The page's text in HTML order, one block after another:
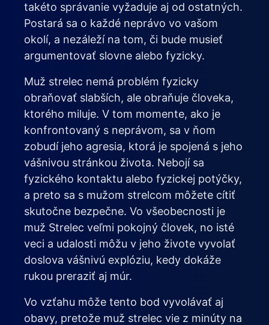
takéto správanie vyžaduje aj od ostatných.
Postará sa o každé neprávo vo vašom
okolí, a nezáleží na tom, či bude musieť
argumentovať slovne alebo fyzicky.
Muž strelec nemá problém fyzicky
obraňovať slabších, ale obraňuje človeka,
ktorého miluje. V tom momente, ako je
konfrontovaný s neprávom, sa v ňom
zobudí jeho agresia, ktorá je spojená s jeho
vášnivou stránkou života. Nebojí sa
fyzického kontaktu alebo fyzickej potýčky,
a preto sa s mužom strelcom môžete cítiť
skutočne bezpečne. Vo všeobecnosti je
muž Strelec veľmi pokojný človek, no isté
veci a udalosti môžu v jeho živote vyvolať
doslova vášnivú explóziu, kedy dokáže
rukou preraziť aj múr.
Vo vzťahu môže tento bod vyvolávať aj
obavy, pretože muž strelec vie z minúty na